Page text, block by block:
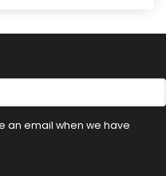
an email when we have